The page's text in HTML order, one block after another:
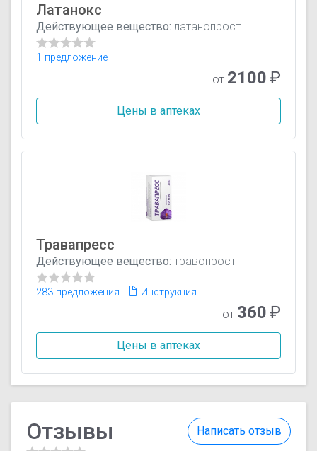
Латанокс
Действующее вещество: латанопрост
1 предложение
от 2100₽
Цены в аптеках
Травапресс
Действующее вещество: травопрост
283 предложения Инструкция
от 360₽
Цены в аптеках
Написать отзыв
Отзывы